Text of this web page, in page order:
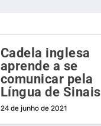
Cadela inglesa
aprende a se
comunicar pela
Língua de Sinais
24 de junho de 2021